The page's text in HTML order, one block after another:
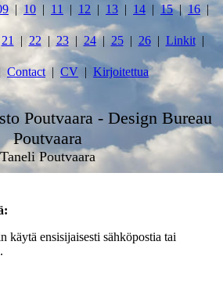
10 11 12 13 14 15 16
21 22 23 24 25 26 Linkit
Contact CV Kirjoitettua
Poutvaara - Design Bureau
Poutvaara
Taneli Poutvaara
käytä ensisijaisesti sähköpostia tai